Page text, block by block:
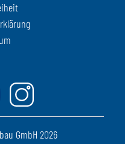
Instagram
GmbH 2026